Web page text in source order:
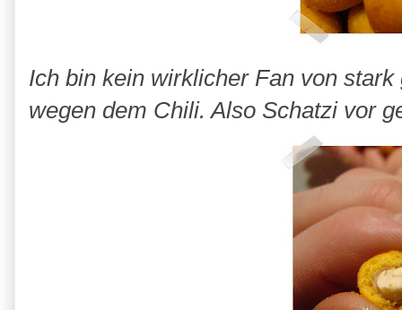
Ich bin kein wirklicher Fan von
wegen dem Chili. Also Schatzi vor